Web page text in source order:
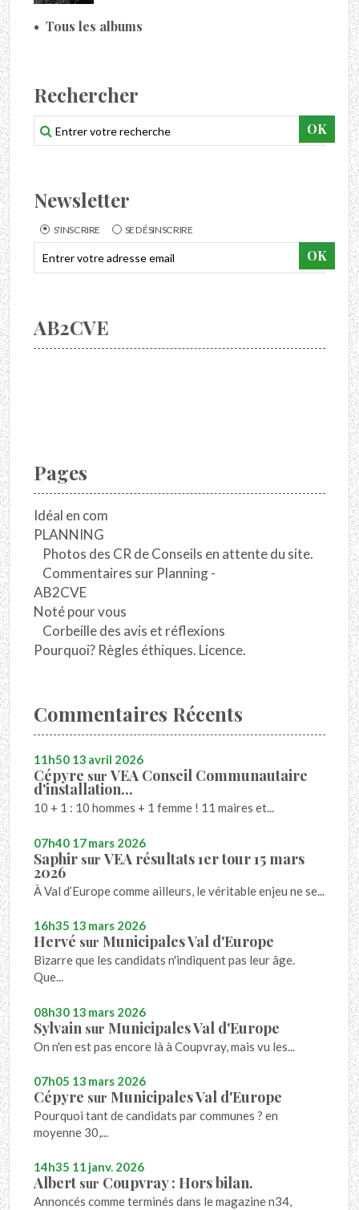
Tous les albums
Rechercher
Newsletter
S'INSCRIRE SE DÉSINSCRIRE
AB2CVE
Pages
Idéal en com
PLANNING
Photos des CR de Conseils en attente du site.
Commentaires sur Planning -
AB2CVE
Noté pour vous
Corbeille des avis et réflexions
Pourquoi? Règles éthiques. Licence.
Commentaires Récents
11h50 13 avril 2026
Cépyre surVEA Conseil Communautaire
d'installation...
10 + 1 : 10 hommes + 1 femme ! 11 maires et...
07h40 17mars 2026
Saphir surVEA résultats 1er tour 15 mars
2026
À Val d’Europe comme ailleurs, le véritable enjeu ne se...
16h35 13 mars 2026
Hervé sur Municipales Val d'Europe
Bizarre que les candidats n'indiquent pas leur âge.
Que...
08h30 13 mars 2026
Sylvain sur Municipales Val d'Europe
On n'en est pas encore là à Coupvray, mais vu les...
07h05 13 mars 2026
Cépyre sur Municipales Val d'Europe
Pourquoi tant de candidats par communes ? en
moyenne 30,...
14h35 11 janv. 2026
Albert sur Coupvray : Hors bilan.
Annoncés comme terminés dans le magazine n34,